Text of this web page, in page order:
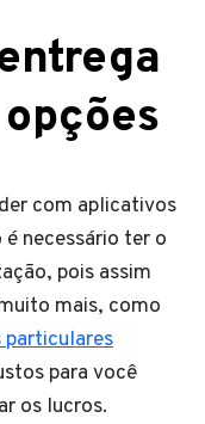
com aplicativos
necessário ter o
pois assim
mais, como
particulares
para você
os lucros.